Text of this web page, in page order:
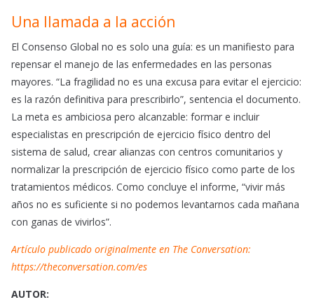
Una llamada a la acción
El Consenso Global no es solo una guía: es un manifiesto para
repensar el manejo de las enfermedades en las personas
mayores. “La fragilidad no es una excusa para evitar el ejercicio:
es la razón definitiva para prescribirlo”, sentencia el documento.
La meta es ambiciosa pero alcanzable: formar e incluir
especialistas en prescripción de ejercicio físico dentro del
sistema de salud, crear alianzas con centros comunitarios y
normalizar la prescripción de ejercicio físico como parte de los
tratamientos médicos. Como concluye el informe, “vivir más
años no es suficiente si no podemos levantarnos cada mañana
con ganas de vivirlos”.
Artículo publicado originalmente en The Conversation:
https://theconversation.com/es
AUTOR: